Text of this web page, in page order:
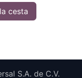
cesta
S.A. de C.V.